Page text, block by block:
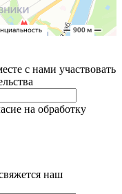
с нами участвовать
на обработку
наш